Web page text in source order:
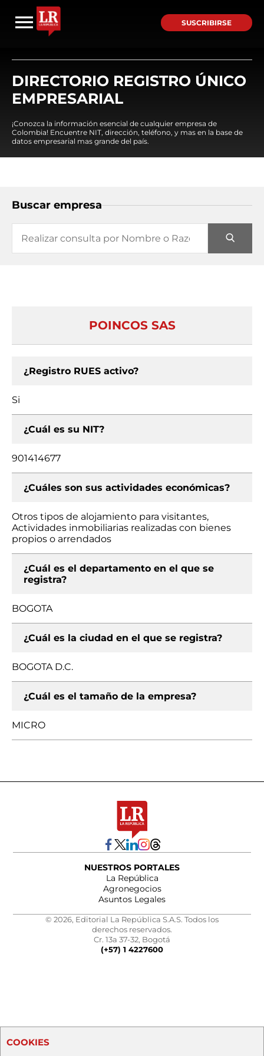
SUSCRIBIRSE
DIRECTORIO REGISTRO ÚNICO
EMPRESARIAL
¡Conozca la información esencial de cualquier empresa de
Colombia! Encuentre NIT, dirección, teléfono, y mas en la base de
datos empresarial mas grande del país.
Buscar empresa
POINCOS SAS
¿Registro RUES activo?
Si
¿Cuál es su NIT?
901414677
¿Cuáles son sus actividades económicas?
Otros tipos de alojamiento para visitantes,
Actividades inmobiliarias realizadas con bienes
propios o arrendados
¿Cuál es el departamento en el que se
registra?
BOGOTA
¿Cuál es la ciudad en el que se registra?
BOGOTA D.C.
¿Cuál es el tamaño de la empresa?
MICRO
NUESTROS PORTALES
La República
Agronegocios
Asuntos Legales
© 2026, Editorial La República S.A.S. Todos los
derechos reservados.
Cr. 13a 37-32, Bogotá
(+57) 1 4227600
COOKIES